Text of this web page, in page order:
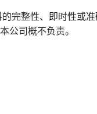
完整性、即时性或
公司概不负责。